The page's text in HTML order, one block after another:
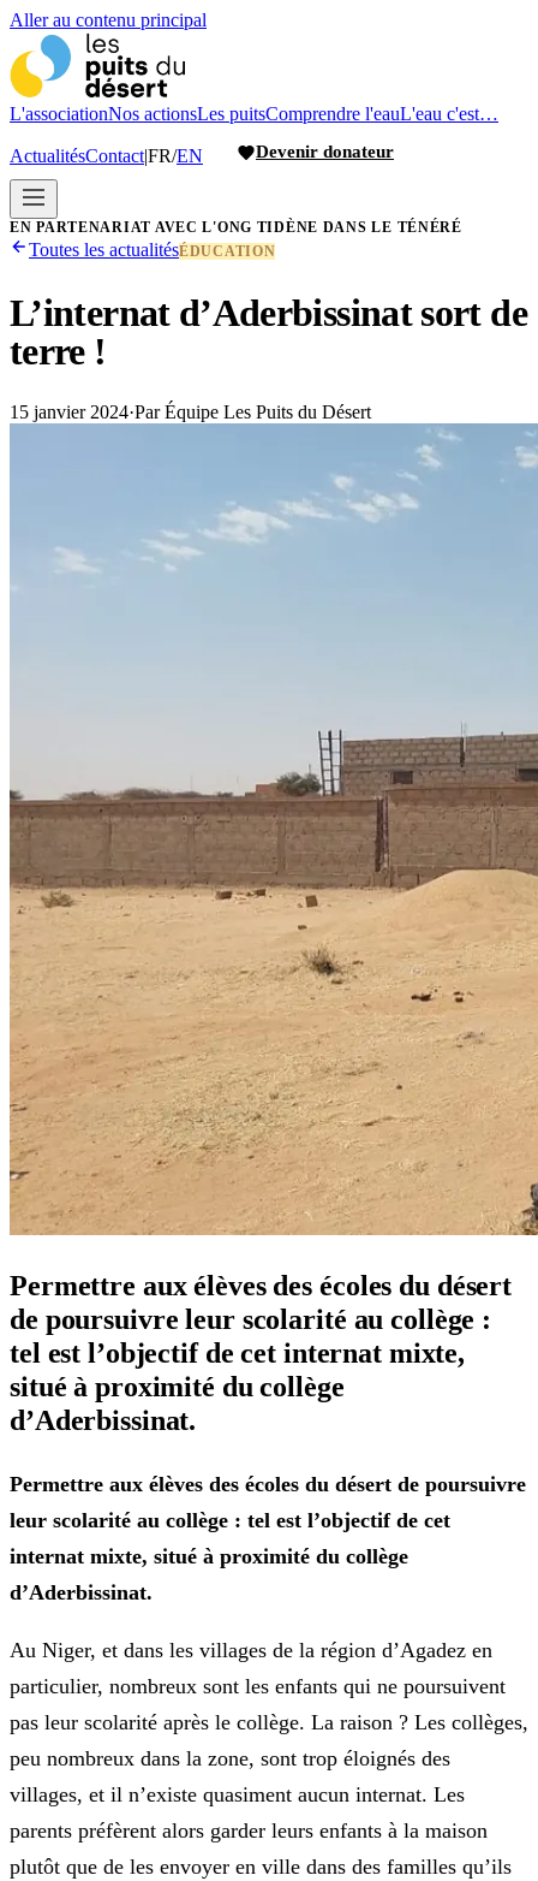
Aller au contenu principal
L'associationNos actionsLes puitsComprendre l'eauL'eau c'est…
ActualitésContact|FR/EN Devenir donateur
EN PARTENARIAT AVEC L'ONG TIDÈNE DANS LE TÉNÉRÉ
Toutes les actualitésÉDUCATION
L’internat d’Aderbissinat sort de
terre !
15 janvier 2024·Par Équipe Les Puits du Désert
Permettre aux élèves des écoles du désert
de poursuivre leur scolarité au collège :
tel est l’objectif de cet internat mixte,
situé à proximité du collège
d’Aderbissinat.
Permettre aux élèves des écoles du désert de poursuivre
leur scolarité au collège : tel est l’objectif de cet
internat mixte, situé à proximité du collège
d’Aderbissinat.
Au Niger, et dans les villages de la région d’Agadez en
particulier, nombreux sont les enfants qui ne poursuivent
pas leur scolarité après le collège. La raison ? Les collèges,
peu nombreux dans la zone, sont trop éloignés des
villages, et il n’existe quasiment aucun internat. Les
parents préfèrent alors garder leurs enfants à la maison
plutôt que de les envoyer en ville dans des familles qu’ils